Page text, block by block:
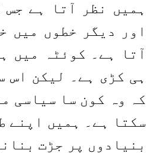
ہمیں نظر آتا ہے
اور دیگر خطوں میں
آتا ہے۔ کوئٹہ میں
ہی کڑی ہے۔ لیکن اس
کہ وہ کون سا سیاسی
سکتا ہے۔ ہمیں اپنے
بنیادوں پر جڑت